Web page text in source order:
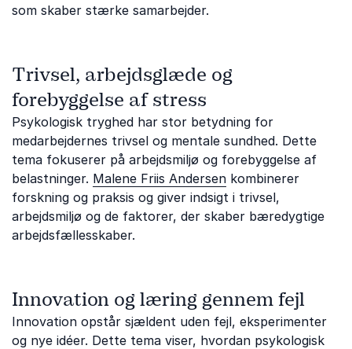
som skaber stærke samarbejder.
Trivsel, arbejdsglæde og
forebyggelse af stress
Psykologisk tryghed har stor betydning for
medarbejdernes trivsel og mentale sundhed. Dette
tema fokuserer på arbejdsmiljø og forebyggelse af
belastninger. Malene Friis Andersen kombinerer
forskning og praksis og giver indsigt i trivsel,
arbejdsmiljø og de faktorer, der skaber bæredygtige
arbejdsfællesskaber.
Innovation og læring gennem fejl
Innovation opstår sjældent uden fejl, eksperimenter
og nye idéer. Dette tema viser, hvordan psykologisk